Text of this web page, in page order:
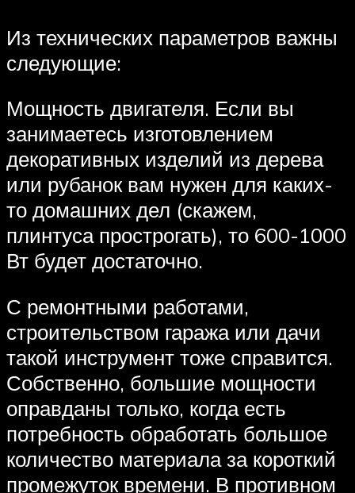
Из технических параметров важны
следующие:
Мощность двигателя. Если вы
занимаетесь изготовлением
декоративных изделий из дерева
или рубанок вам нужен для каких-
то домашних дел (скажем,
плинтуса прострогать), то 600-1000
Вт будет достаточно.
С ремонтными работами,
строительством гаража или дачи
такой инструмент тоже справится.
Собственно, большие мощности
оправданы только, когда есть
потребность обработать большое
количество материала за короткий
промежуток времени. В противном